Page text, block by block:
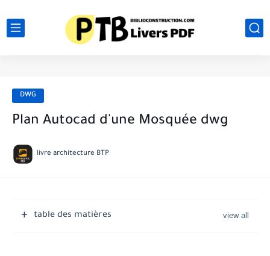
DWG
Plan Autocad d'une Mosquée dwg
livre architecture BTP
table des matières